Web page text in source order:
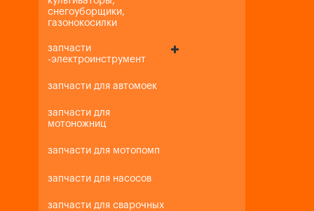
снегоуборщики,
газонокосилки
запчасти
-электроинструмент
запчасти для автомоек
запчасти для
мотоножниц
запчасти для мотопомп
запчасти для насосов
запчасти для сварочных